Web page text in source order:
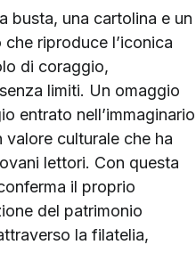
busta, una cartolina e un
riproduce l’iconica
di coraggio,
limiti. Un omaggio
entrato nell’immaginario
culturale che ha
lettori. Con questa
il proprio
del patrimonio
la filatelia,